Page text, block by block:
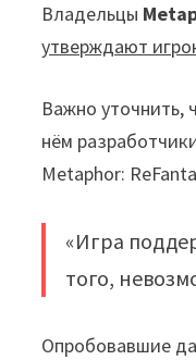
Владельцы
утверждают
Важно уточнить,
нём
Metaphor:
«Игра
того,
Опробовавшие